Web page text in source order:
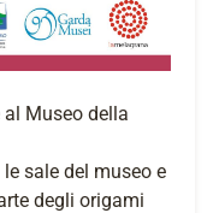
Museo della
sale del museo e
degli origami